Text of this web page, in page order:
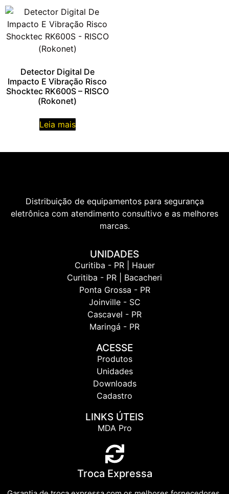
Detector Digital De
Impacto E Vibração Risco
Shocktec RK600S – RISCO
(Rokonet)
Leia mais
Distribuição de equipamentos para segurança
eletrônica com atendimento consultivo e as melhores
marcas.
UNIDADES
Curitiba - PR | Hauer
Curitiba - PR | Bacacheri
Ponta Grossa - PR
Joinville - SC
Cascavel - PR
Maringá - PR
ACESSE
Produtos
Unidades
Downloads
Cadastro
LINKS ÚTEIS
MDA Pro
Troca Expressa